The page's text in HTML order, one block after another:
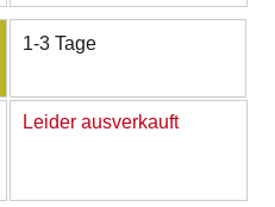
1-3 Tage
Leider ausverkauft